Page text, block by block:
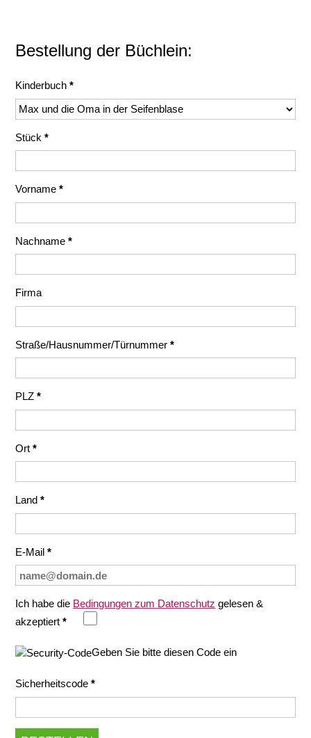
Bestellung der Büchlein:
Kinderbuch*
Stück*
Vorname*
Nachname*
Firma
Straße/Hausnummer/Türnummer*
PLZ*
Ort*
Land*
E-Mail*
Ich habe die Bedingungen zum Datenschutz gelesen &
akzeptiert*
Geben Sie bitte diesen Code ein
Sicherheitscode*